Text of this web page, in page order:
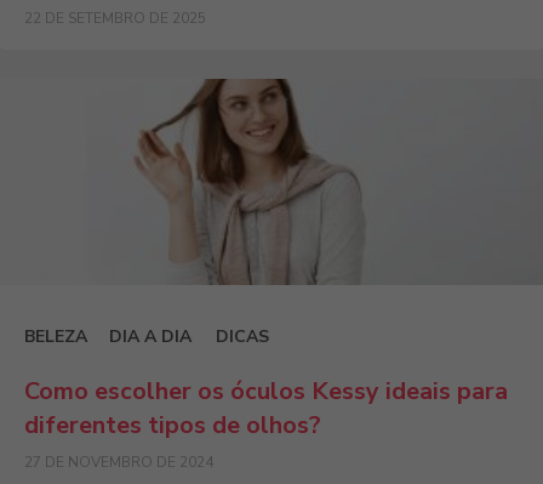
22 DE SETEMBRO DE 2025
BELEZA DIA A DIA DICAS
Como escolher os óculos Kessy ideais para
diferentes tipos de olhos?
27 DE NOVEMBRO DE 2024